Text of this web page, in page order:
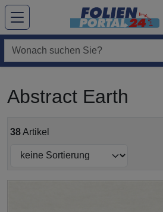
Hauptregion der Seite anspringen
Abstract Earth
38Artikel